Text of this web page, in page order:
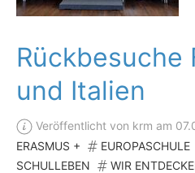
Rückbesuche
und Italien
Veröffentlicht von krm am
ERASMUS +
EUROPASCHULE
SCHULLEBEN
WIR